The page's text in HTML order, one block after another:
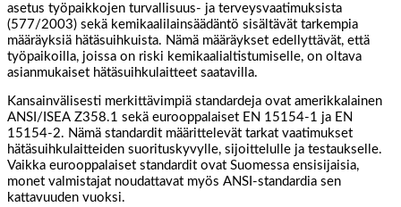
asetus työpaikkojen turvallisuus- ja terveysvaatimuksista
(577/2003) sekä kemikaalilainsäädäntö sisältävät tarkempia
määräyksiä hätäsuihkuista. Nämä määräykset edellyttävät, että
työpaikoilla, joissa on riski kemikaalialtistumiselle, on oltava
asianmukaiset hätäsuihkulaitteet saatavilla.
Kansainvälisesti merkittävimpiä standardeja ovat amerikkalainen
ANSI/ISEA Z358.1 sekä eurooppalaiset EN 15154-1 ja EN
15154-2. Nämä standardit määrittelevät tarkat vaatimukset
hätäsuihkulaitteiden suorituskyvylle, sijoittelulle ja testaukselle.
Vaikka eurooppalaiset standardit ovat Suomessa ensisijaisia,
monet valmistajat noudattavat myös ANSI-standardia sen
kattavuuden vuoksi.